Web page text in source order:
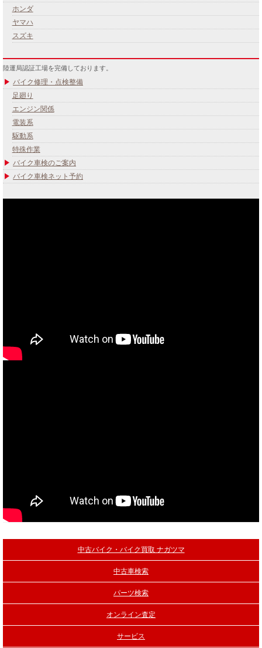
ホンダ
ヤマハ
スズキ
陸運局認証工場を完備しております。
バイク修理・点検整備
足廻り
エンジン関係
電装系
駆動系
特殊作業
バイク車検のご案内
バイク車検ネット予約
中古バイク・バイク買取 ナガツマ
中古車検索
パーツ検索
オンライン査定
サービス